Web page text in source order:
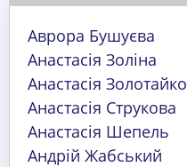
Аврора Бушуєва
Анастасія Золіна
Анастасія Золотайко
Анастасія Струкова
Анастасія Шепель
Андрій Жабський